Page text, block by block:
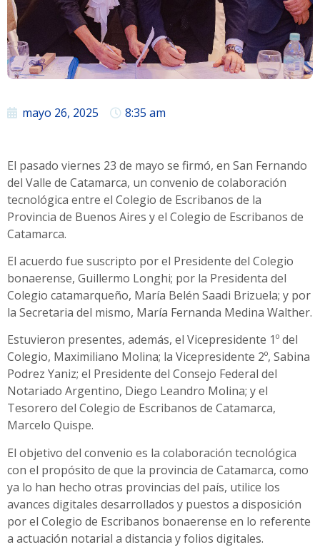
mayo 26, 2025 8:35 am
El pasado viernes 23 de mayo se firmó, en San Fernando
del Valle de Catamarca, un convenio de colaboración
tecnológica entre el Colegio de Escribanos de la
Provincia de Buenos Aires y el Colegio de Escribanos de
Catamarca.
El acuerdo fue suscripto por el Presidente del Colegio
bonaerense, Guillermo Longhi; por la Presidenta del
Colegio catamarqueño, María Belén Saadi Brizuela; y por
la Secretaria del mismo, María Fernanda Medina Walther.
Estuvieron presentes, además, el Vicepresidente 1º del
Colegio, Maximiliano Molina; la Vicepresidente 2º, Sabina
Podrez Yaniz; el Presidente del Consejo Federal del
Notariado Argentino, Diego Leandro Molina; y el
Tesorero del Colegio de Escribanos de Catamarca,
Marcelo Quispe.
El objetivo del convenio es la colaboración tecnológica
con el propósito de que la provincia de Catamarca, como
ya lo han hecho otras provincias del país, utilice los
avances digitales desarrollados y puestos a disposición
por el Colegio de Escribanos bonaerense en lo referente
a actuación notarial a distancia y folios digitales.